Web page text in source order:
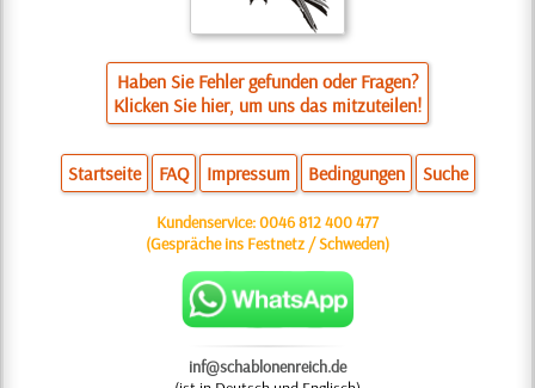
Haben Sie Fehler gefunden oder Fragen?
Klicken Sie hier, um uns das mitzuteilen!
Startseite FAQ Impressum Bedingungen Suche
Kundenservice:0046 812 400 477
(Gespräche ins Festnetz / Schweden)
inf@schablonenreich.de